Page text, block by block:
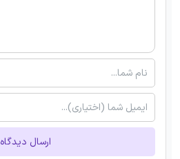
ارسال دیدگاه